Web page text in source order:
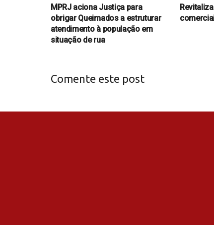
MPRJ aciona Justiça para
obrigar Queimados a estruturar
atendimento à população em
situação de rua
Comente este post